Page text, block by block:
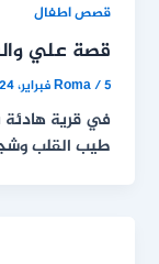
قصص اطفال
قصة علي
Roma/5 فبراير، 2024
في قرية
طيب القلب